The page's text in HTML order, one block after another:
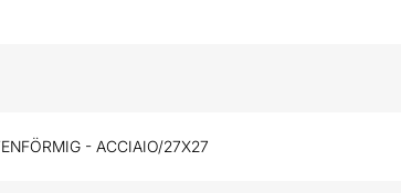
- ACCIAIO/27X27